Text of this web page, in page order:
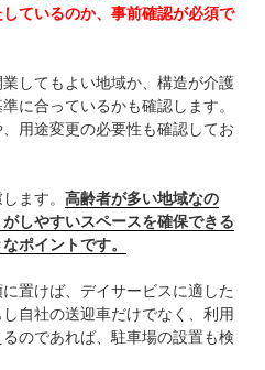
ているのか、事前確認が必須で
してもよい地域か、構造が介護
に合っているかも確認します。
用途変更の必要性も確認してお
します。高齢者が多い地域なの
しやすいスペースを確保できる
ポイントです。
置けば、デイサービスに適した
自社の送迎車だけでなく、利用
のであれば、駐車場の設置も検